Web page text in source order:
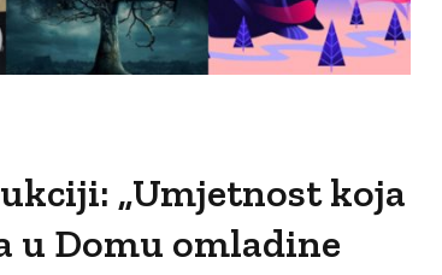
„Umjetnost koja
u Domu omladine